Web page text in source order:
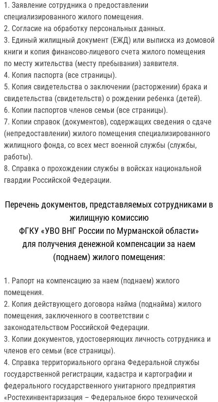
1. Заявление сотрудника о предоставлении
специализированного жилого помещения.
2. Согласие на обработку персональных данных.
3. Единый жилищный документ (ЕЖД) или выписка из домовой
книги и копия финансово-лицевого счета жилого помещения
по месту жительства (месту пребывания) заявителя.
4. Копия паспорта (все страницы).
5. Копия свидетельства о заключении (расторжении) брака и
свидетельства (свидетельств) о рождении ребенка (детей).
6. Копии паспортов членов семьи (все страницы).
7. Копии справок (документов), содержащих сведения о сдаче
(непредоставлении) жилого помещения специализированного
жилищного фонда, со всех мест военной службы (службы,
работы).
8. Справка о прохождении службы в войсках национальной
гвардии Российской Федерации.
Перечень документов, представляемых сотрудниками в
жилищную комиссию
ФГКУ «УВО ВНГ России по Мурманской области»
для получения денежной компенсации за наем
(поднаем) жилого помещения:
1. Рапорт на компенсацию за наем (поднаем) жилого
помещения.
2. Копия действующего договора найма (поднайма) жилого
помещения, заключенного в соответствии с
законодательством Российской Федерации.
3. Копии документов, удостоверяющих личность сотрудника и
членов его семьи (все страницы).
4. Справка территориального органа Федеральной службы
государственной регистрации, кадастра и картографии и
федерального государственного унитарного предприятия
«Ростехинвентаризация – Федеральное бюро технической